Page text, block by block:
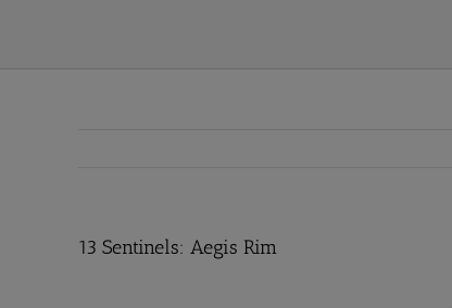
13 Sentinels: Aegis Rim